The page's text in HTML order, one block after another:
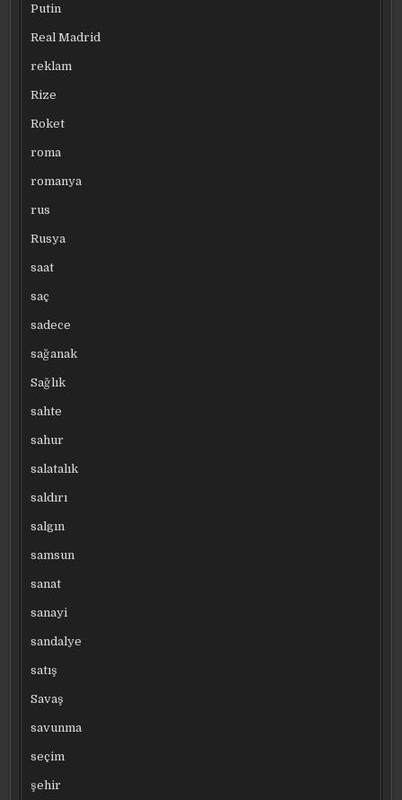
Putin
Real Madrid
reklam
Rize
Roket
roma
romanya
rus
Rusya
saat
saç
sadece
sağanak
Sağlık
sahte
sahur
salatalık
saldırı
salgın
samsun
sanat
sanayi
sandalye
satış
Savaş
savunma
seçim
şehir